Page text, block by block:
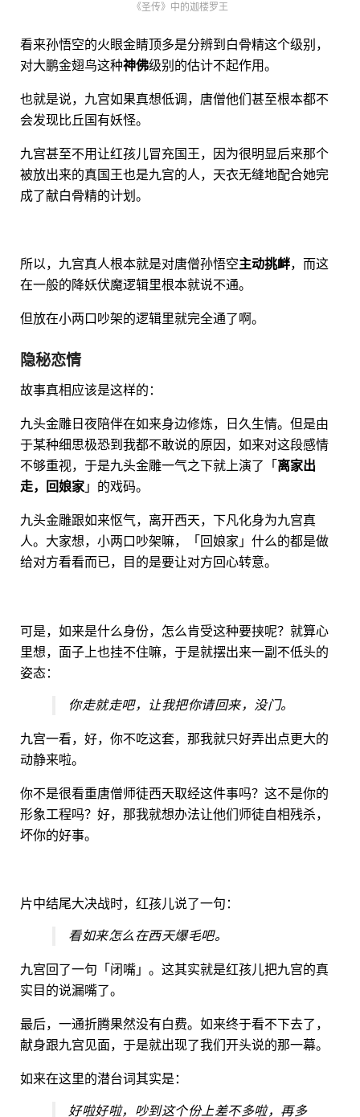
《圣传》中的迦楼罗王
看来孙悟空的火眼金睛顶多是分辨到白骨精这个级别，
对大鹏金翅鸟这种神佛级别的估计不起作用。
也就是说，九宫如果真想低调，唐僧他们甚至根本都不
会发现比丘国有妖怪。
九宫甚至不用让红孩儿冒充国王，因为很明显后来那个
被放出来的真国王也是九宫的人，天衣无缝地配合她完
成了献白骨精的计划。
所以，九宫真人根本就是对唐僧孙悟空主动挑衅，而这
在一般的降妖伏魔逻辑里根本就说不通。
但放在小两口吵架的逻辑里就完全通了啊。
隐秘恋情
故事真相应该是这样的：
九头金雕日夜陪伴在如来身边修炼，日久生情。但是由
于某种细思极恐到我都不敢说的原因，如来对这段感情
不够重视，于是九头金雕一气之下就上演了「离家出
走，回娘家」的戏码。
九头金雕跟如来怄气，离开西天，下凡化身为九宫真
人。大家想，小两口吵架嘛，「回娘家」什么的都是做
给对方看看而已，目的是要让对方回心转意。
可是，如来是什么身份，怎么肯受这种要挟呢？就算心
里想，面子上也挂不住嘛，于是就摆出来一副不低头的
姿态：
你走就走吧，让我把你请回来，没门。
九宫一看，好，你不吃这套，那我就只好弄出点更大的
动静来啦。
你不是很看重唐僧师徒西天取经这件事吗？这不是你的
形象工程吗？好，那我就想办法让他们师徒自相残杀，
坏你的好事。
片中结尾大决战时，红孩儿说了一句：
看如来怎么在西天爆毛吧。
九宫回了一句「闭嘴」。这其实就是红孩儿把九宫的真
实目的说漏嘴了。
最后，一通折腾果然没有白费。如来终于看不下去了，
献身跟九宫见面，于是就出现了我们开头说的那一幕。
如来在这里的潜台词其实是：
好啦好啦，吵到这个份上差不多啦，再多